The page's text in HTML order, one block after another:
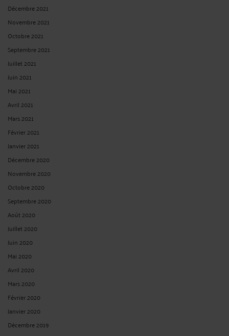
Décembre 2021
Novembre 2021
Octobre 2021
Septembre 2021
Juillet 2021
Juin 2021
Mai 2021
Avril 2021
Mars 2021
Février 2021
Janvier 2021
Décembre 2020
Novembre 2020
Octobre 2020
Septembre 2020
Août 2020
Juillet 2020
Juin 2020
Mai 2020
Avril 2020
Mars 2020
Février 2020
Janvier 2020
Décembre 2019